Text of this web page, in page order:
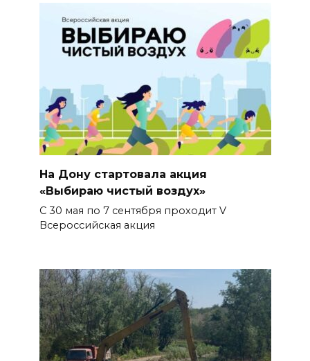
На Дону стартовала акция
«Выбираю чистый воздух»
С 30 мая по 7 сентября проходит V
Всероссийская акция